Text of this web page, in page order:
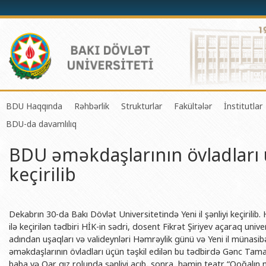
BDU Haqqında
BDU-nun tarixi
BDU-nun Missiya və Strateji inkişaf planı
BDU-nun İnkişaf Proqramı (2014-2020)
BDU-nun üzv olduğu beynəlxalq təşkilatlar
BDU-nun qrant layihələri
Rektorlarımız
Rəhbərlik
Prorektorlar
Həmkarlar İttifaqı Komitəsi
Tədris Metodiki Şura
Strukturlar
Elmi fəaliyyətin təşkili və
Xarici tələbələrlə iş şöbəsi
İctimaiyyətlə əlaqələr və
Humanitar məsələlər və gənclər
Fakültələr
Tətbiqi riyaziyyat
Biologiya fakültəsi
Ekologiya və
Coğrafiya fakültəsi
İnstitutlar
BDU-da davamlılıq
BDU əməkdaşlarının
keçirilib
Dekabrın 30-da Bakı Dövlət Universitetində Yeni il şənliyi
ilə keçirilən tədbiri HİK-in sədri, dosent Fikrət Şiriyev açaraq
adından uşaqları və valideynləri Həmrəylik günü və Yeni il
əməkdaşlarının övladları üçün təşkil edilən bu tədbirdə Gənc